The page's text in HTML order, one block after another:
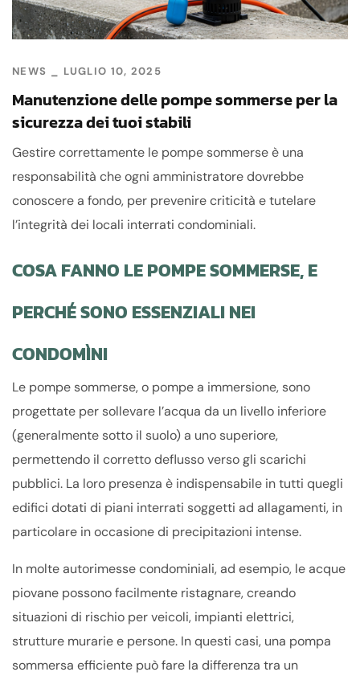
NEWS LUGLIO 10, 2025
Manutenzione delle pompe sommerse per la
sicurezza dei tuoi stabili
Gestire correttamente le pompe sommerse è una
responsabilità che ogni amministratore dovrebbe
conoscere a fondo, per prevenire criticità e tutelare
l’integrità dei locali interrati condominiali.
COSA FANNO LE POMPE SOMMERSE, E
PERCHÉ SONO ESSENZIALI NEI
CONDOMÌNI
Le pompe sommerse, o pompe a immersione, sono
progettate per sollevare l’acqua da un livello inferiore
(generalmente sotto il suolo) a uno superiore,
permettendo il corretto deflusso verso gli scarichi
pubblici. La loro presenza è indispensabile in tutti quegli
edifici dotati di piani interrati soggetti ad allagamenti, in
particolare in occasione di precipitazioni intense.
In molte autorimesse condominiali, ad esempio, le acque
piovane possono facilmente ristagnare, creando
situazioni di rischio per veicoli, impianti elettrici,
strutture murarie e persone. In questi casi, una pompa
sommersa efficiente può fare la differenza tra un